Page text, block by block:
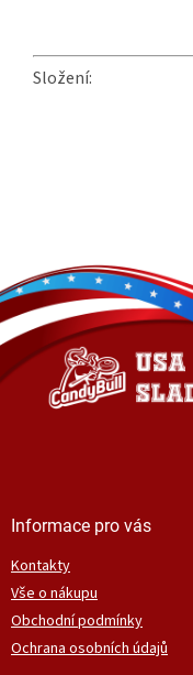
Složení:
á
p
a
í
Informace pro vás
Kontakty
Vše o nákupu
Obchodní podmínky
Ochrana osobních údajů